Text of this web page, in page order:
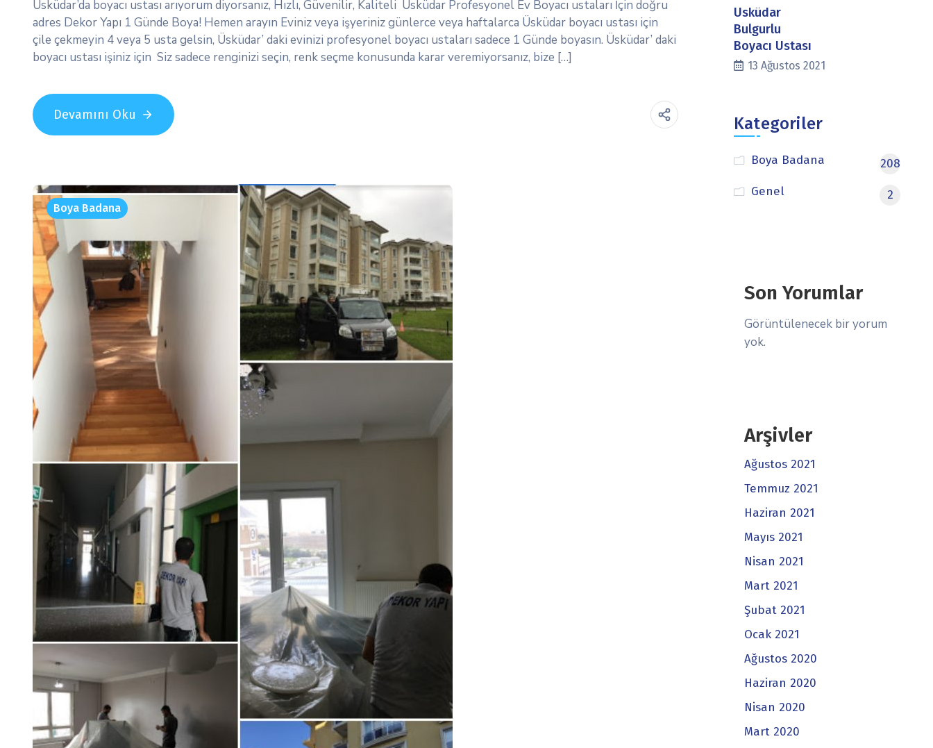
Üsküdar’da boyacı ustası arıyorum diyorsanız, Hızlı, Güvenilir, Kaliteli Üsküdar Profesyonel Ev Boyacı ustaları İçin doğru
adres Dekor Yapı 1 Günde Boya! Hemen arayın Eviniz veya işyeriniz günlerce veya haftalarca Üsküdar boyacı ustası için
çile çekmeyin 4 veya 5 usta gelsin, Üsküdar’ daki evinizi profesyonel boyacı ustaları sadece 1 Günde boyasın. Üsküdar’ daki
boyacı ustası işiniz için Siz sadece renginizi seçin, renk seçme konusunda karar veremiyorsanız, bize […]
Devamını Oku
Boya Badana
Üsküdar
Bulgurlu
Boyacı Ustası
13 Ağustos 2021
Kategoriler
Boya Badana
208
Genel
2
Son Yorumlar
Görüntülenecek bir yorum
yok.
Arşivler
Ağustos 2021
Temmuz 2021
Haziran 2021
Mayıs 2021
Nisan 2021
Mart 2021
Şubat 2021
Ocak 2021
Ağustos 2020
Haziran 2020
Nisan 2020
Mart 2020